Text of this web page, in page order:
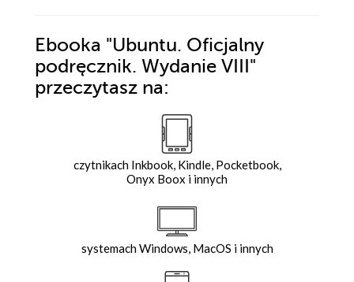
Ebooka "Ubuntu. Oficjalny
podręcznik. Wydanie VIII"
przeczytasz na:
czytnikach Inkbook, Kindle, Pocketbook,
Onyx Boox i innych
systemach Windows, MacOS i innych